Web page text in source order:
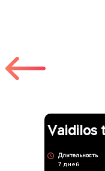
Vaidilos
Длительность
7 дней